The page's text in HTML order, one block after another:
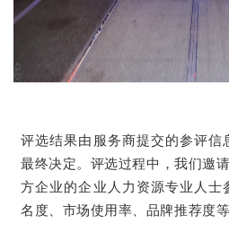
评选结果由服务商提交的参评信
最终决定。评选过程中，我们邀
方企业的企业人力资源专业人士
名度、市场使用率、品牌推荐度